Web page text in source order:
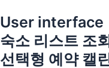
User interface
숙소 리스트 조
선택형 예약 캘